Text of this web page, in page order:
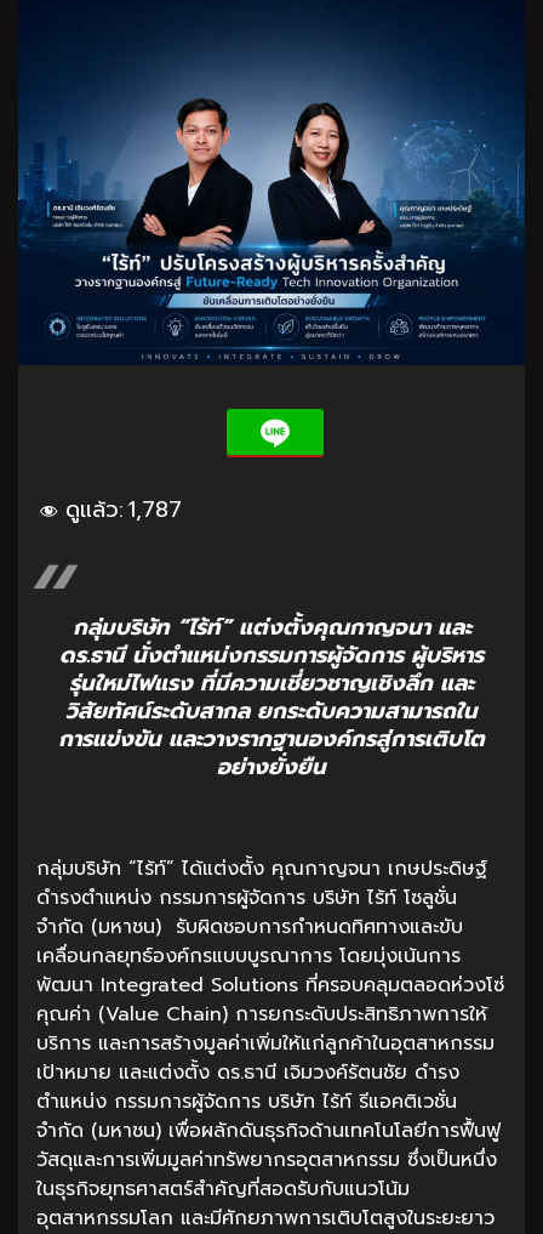
ดูแล้ว:1,787
กลุ่มบริษัท “ไร้ท์” แต่งตั้งคุณกาญจนา และ
ดร.ธานี นั่งตำแหน่งกรรมการผู้จัดการ ผู้บริหาร
รุ่นใหม่ไฟแรง ที่มีความเชี่ยวชาญเชิงลึก และ
วิสัยทัศน์ระดับสากล ยกระดับความสามารถใน
การแข่งขัน และวางรากฐานองค์กรสู่การเติบโต
อย่างยั่งยืน
กลุ่มบริษัท “ไร้ท์” ได้แต่งตั้ง คุณกาญจนา เกษประดิษฐ์
ดำรงตำแหน่ง กรรมการผู้จัดการ บริษัท ไร้ท์ โซลูชั่น
จำกัด (มหาชน) รับผิดชอบการกำหนดทิศทางและขับ
เคลื่อนกลยุทธ์องค์กรแบบบูรณาการ โดยมุ่งเน้นการ
พัฒนา Integrated Solutions ที่ครอบคลุมตลอดห่วงโซ่
คุณค่า (Value Chain) การยกระดับประสิทธิภาพการให้
บริการ และการสร้างมูลค่าเพิ่มให้แก่ลูกค้าในอุตสาหกรรม
เป้าหมาย และแต่งตั้ง ดร.ธานี เจิมวงค์รัตนชัย ดำรง
ตำแหน่ง กรรมการผู้จัดการ บริษัท ไร้ท์ รีแอคติเวชั่น
จำกัด (มหาชน) เพื่อผลักดันธุรกิจด้านเทคโนโลยีการฟื้นฟู
วัสดุและการเพิ่มมูลค่าทรัพยากรอุตสาหกรรม ซึ่งเป็นหนึ่ง
ในธุรกิจยุทธศาสตร์สำคัญที่สอดรับกับแนวโน้ม
อุตสาหกรรมโลก และมีศักยภาพการเติบโตสูงในระยะยาว